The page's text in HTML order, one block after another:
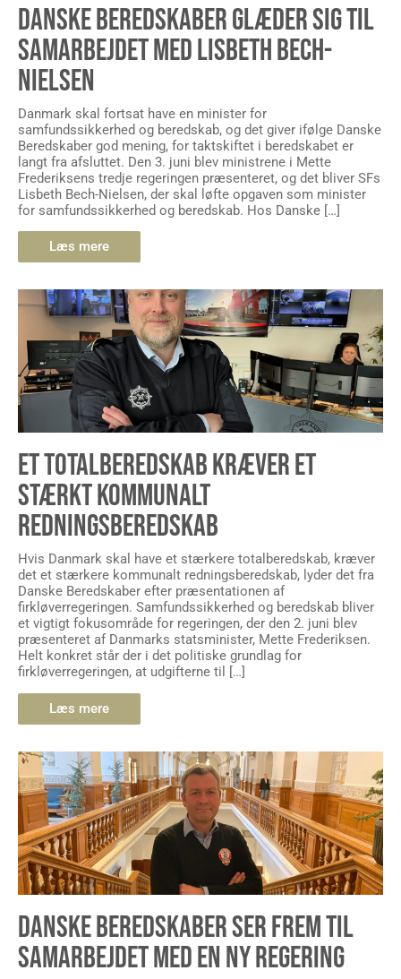
DANSKE BEREDSKABER GLÆDER SIG TIL
SAMARBEJDET MED LISBETH BECH-
NIELSEN
Danmark skal fortsat have en minister for
samfundssikkerhed og beredskab, og det giver ifølge Danske
Beredskaber god mening, for taktskiftet i beredskabet er
langt fra afsluttet. Den 3. juni blev ministrene i Mette
Frederiksens tredje regeringen præsenteret, og det bliver SFs
Lisbeth Bech-Nielsen, der skal løfte opgaven som minister
for samfundssikkerhed og beredskab. Hos Danske […]
Læs mere
ET TOTALBEREDSKAB KRÆVER ET
STÆRKT KOMMUNALT
REDNINGSBEREDSKAB
Hvis Danmark skal have et stærkere totalberedskab, kræver
det et stærkere kommunalt redningsberedskab, lyder det fra
Danske Beredskaber efter præsentationen af
firkløverregeringen. Samfundssikkerhed og beredskab bliver
et vigtigt fokusområde for regeringen, der den 2. juni blev
præsenteret af Danmarks statsminister, Mette Frederiksen.
Helt konkret står der i det politiske grundlag for
firkløverregeringen, at udgifterne til […]
Læs mere
DANSKE BEREDSKABER SER FREM TIL
SAMARBEJDET MED EN NY REGERING